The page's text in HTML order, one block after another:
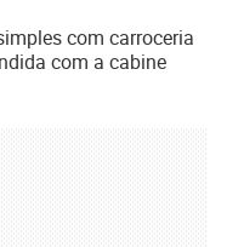
com carroceria
com a cabine